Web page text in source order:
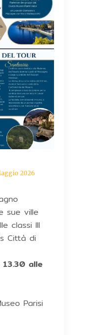
2026
sue ville
classi III
Città di
alle
Parisi